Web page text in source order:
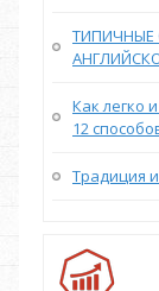
ТИПИЧНЫЕ
Как легко
12
Традиция